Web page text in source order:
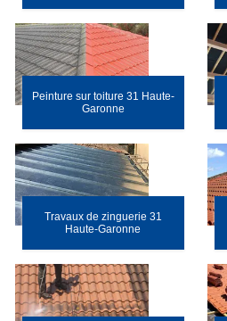
Peinture sur toiture 31 Haute-
Garonne
Travaux de zinguerie 31
Haute-Garonne